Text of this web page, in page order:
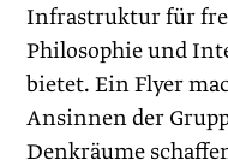
Infrastruktur für
Philosophie und
bietet. Ein Flyer
Ansinnen der
Denkräume